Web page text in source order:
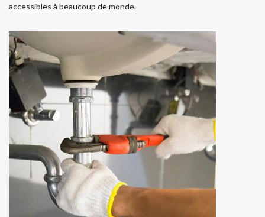
accessibles à beaucoup de monde.